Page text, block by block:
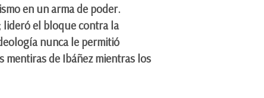
en un arma de poder.
lideró el bloque contra la
nunca le permitió
de Ibáñez mientras los